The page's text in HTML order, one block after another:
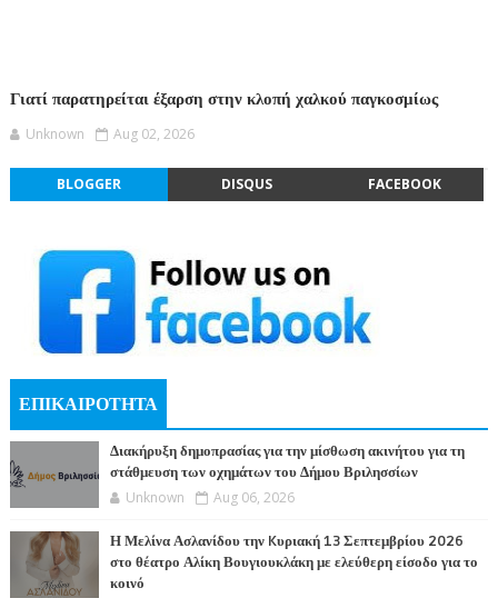
Γιατί παρατηρείται έξαρση στην κλοπή χαλκού παγκοσμίως
Unknown Aug 02, 2026
BLOGGER DISQUS FACEBOOK
ΕΠΙΚΑΙΡΟΤΗΤΑ
Διακήρυξη δημοπρασίας για την μίσθωση ακινήτου για τη
στάθμευση των οχημάτων του Δήμου Βριλησσίων
Unknown Aug 06, 2026
Η Μελίνα Ασλανίδου την Kυριακή 13 Σεπτεμβρίου 2026
στο θέατρο Αλίκη Βουγιουκλάκη με ελεύθερη είσοδο για το
κοινό